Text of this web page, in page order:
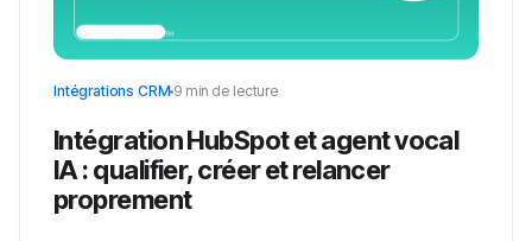
Intégrations CRM 9 min de lecture
Intégration HubSpot et agent vocal
IA : qualifier, créer et relancer
proprement